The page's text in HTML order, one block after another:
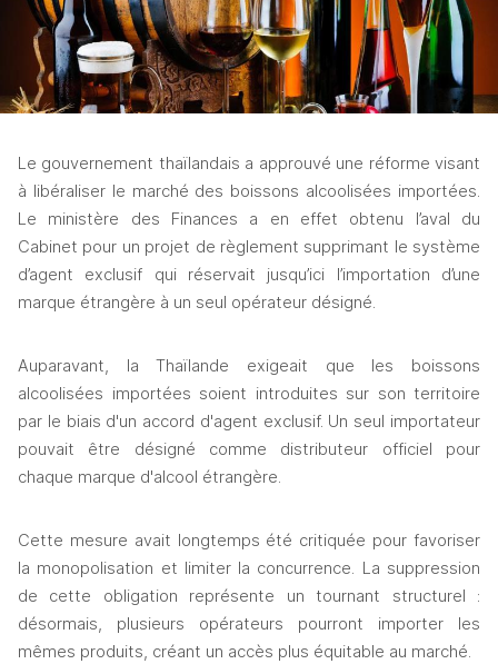
Le gouvernement thaïlandais a approuvé une réforme visant
à libéraliser le marché des boissons alcoolisées importées.
Le ministère des Finances a en effet obtenu l’aval du
Cabinet pour un projet de règlement supprimant le système
d’agent exclusif qui réservait jusqu’ici l’importation d’une
marque étrangère à un seul opérateur désigné.
Auparavant, la Thaïlande exigeait que les boissons
alcoolisées importées soient introduites sur son territoire
par le biais d'un accord d'agent exclusif. Un seul importateur
pouvait être désigné comme distributeur officiel pour
chaque marque d'alcool étrangère.
Cette mesure avait longtemps été critiquée pour favoriser
la monopolisation et limiter la concurrence. La suppression
de cette obligation représente un tournant structurel :
désormais, plusieurs opérateurs pourront importer les
mêmes produits, créant un accès plus équitable au marché.